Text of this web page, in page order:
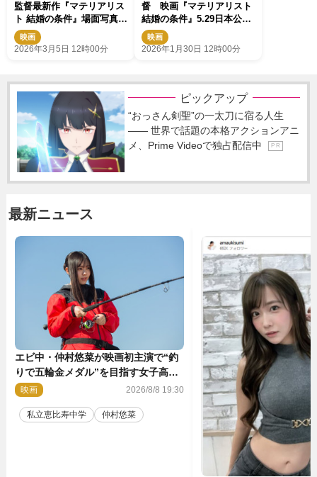
監督最新作『マテリアリス
ト 結婚の条件』場面写真一
挙解禁
映画
2026年3月5日 12時00分
督 映画『マテリアリスト
結婚の条件』5.29日本公開
決定 ポスタービジュアル
＆予告編映像解禁
映画
2026年1月30日 12時00分
ピックアップ
“おっさん剣聖”の一太刀に宿る人生
―― 世界で話題の本格アクションアニ
メ、Prime Videoで独占配信中
P R
最新ニュース
エビ中・仲村悠菜が映画初主演で“釣
りで五輪金メダル”を目指す女子高生
に！ 映画『つりこまち』今秋公開
映画 2026/8/8 19:30
私立恵比寿中学 仲村悠菜